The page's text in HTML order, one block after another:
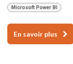
Microsoft Power BI
En savoir plus